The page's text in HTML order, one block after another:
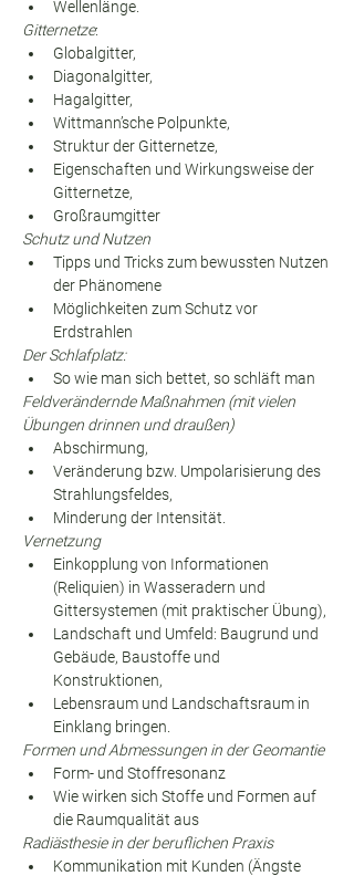
Wellenlänge.
Gitternetze:
Globalgitter,
Diagonalgitter,
Hagalgitter,
Wittmann’sche Polpunkte,
Struktur der Gitternetze,
Eigenschaften und Wirkungsweise der
Gitternetze,
Großraumgitter
Schutz und Nutzen
Tipps und Tricks zum bewussten Nutzen
der Phänomene
Möglichkeiten zum Schutz vor
Erdstrahlen
Der Schlafplatz:
So wie man sich bettet, so schläft man
Feldverändernde Maßnahmen (mit vielen
Übungen drinnen und draußen)
Abschirmung,
Veränderung bzw. Umpolarisierung des
Strahlungsfeldes,
Minderung der Intensität.
Vernetzung
Einkopplung von Informationen
(Reliquien) in Wasseradern und
Gittersystemen (mit praktischer Übung),
Landschaft und Umfeld: Baugrund und
Gebäude, Baustoffe und
Konstruktionen,
Lebensraum und Landschaftsraum in
Einklang bringen.
Formen und Abmessungen in der Geomantie
Form- und Stoffresonanz
Wie wirken sich Stoffe und Formen auf
die Raumqualität aus
Radiästhesie in der beruflichen Praxis
Kommunikation mit Kunden (Ängste